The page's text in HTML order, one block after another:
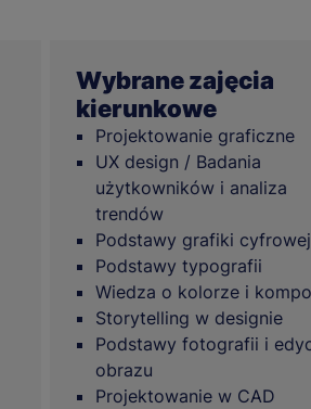
Wybrane zajęcia
kierunkowe
Projektowanie graficzne
UX design / Badania
użytkowników i analiza
trendów
Podstawy grafiki cyfrowej
Podstawy typografii
Wiedza o kolorze i
Storytelling w designie
Podstawy fotografii i
obrazu
Projektowanie w CAD